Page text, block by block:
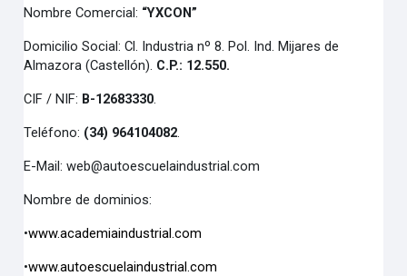
Nombre Comercial: “YXCON”
Domicilio Social: Cl. Industria nº 8. Pol. Ind. Mijares de
Almazora (Castellón). C.P.: 12.550.
CIF / NIF: B-12683330.
Teléfono: (34) 964104082.
E-Mail: web@autoescuelaindustrial.com
Nombre de dominios:
•www.academiaindustrial.com
•www.autoescuelaindustrial.com